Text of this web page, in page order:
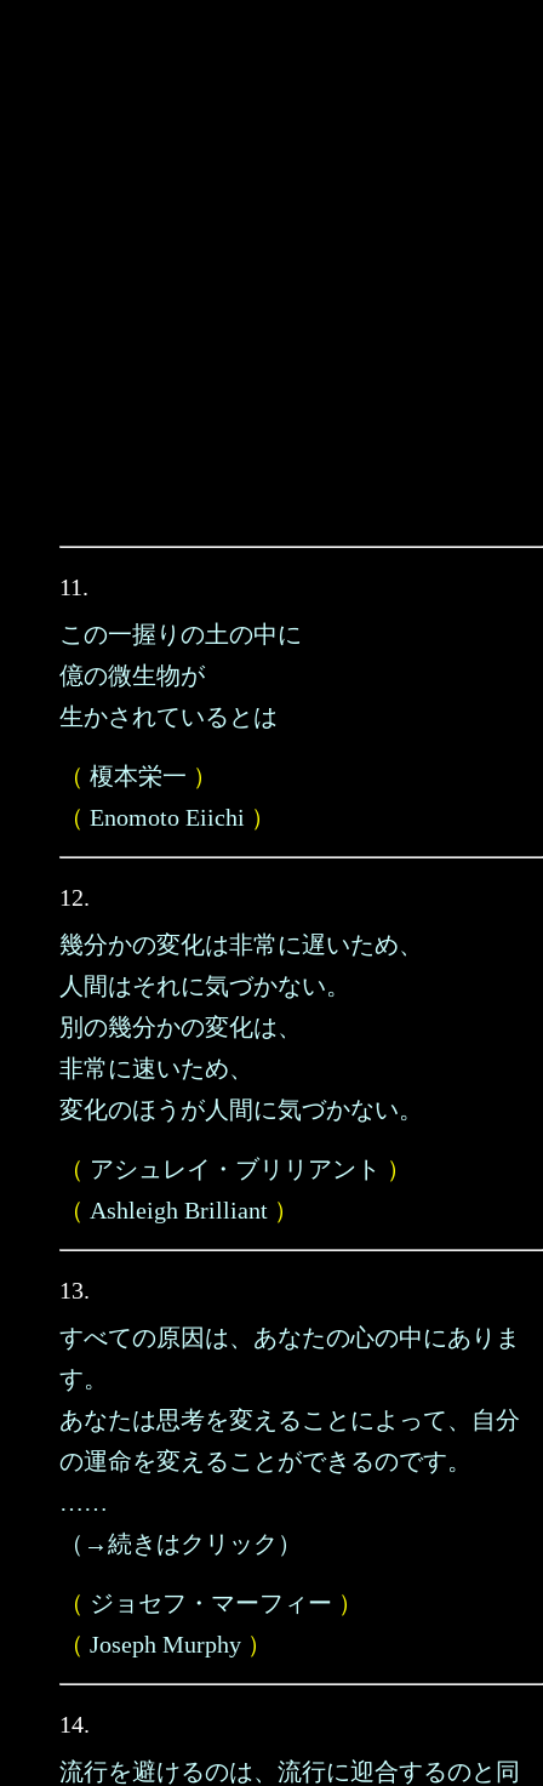
11.
この一握りの土の中に
億の微生物が
生かされているとは
（ 榎本栄一 ）
（ Enomoto Eiichi ）
12.
幾分かの変化は非常に遅いため、
人間はそれに気づかない。
別の幾分かの変化は、
非常に速いため、
変化のほうが人間に気づかない。
（ アシュレイ・ブリリアント ）
（ Ashleigh Brilliant ）
13.
すべての原因は、あなたの心の中にありま
す。
あなたは思考を変えることによって、自分
の運命を変えることができるのです。
……
（→続きはクリック）
（ ジョセフ・マーフィー ）
（ Joseph Murphy ）
14.
流行を避けるのは、流行に迎合するのと同